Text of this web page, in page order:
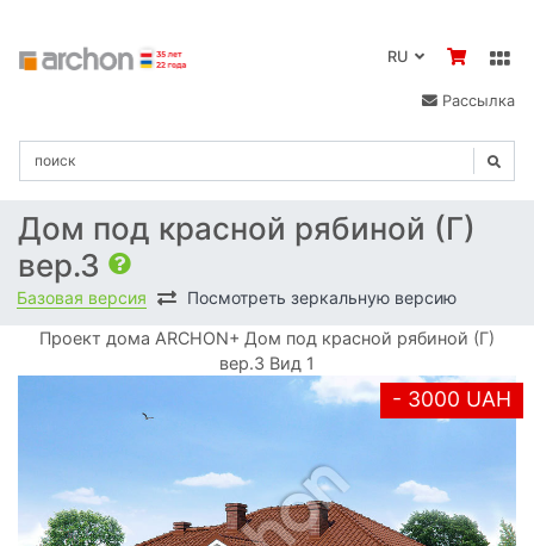
Рассылка
Дом под красной рябиной (Г)
вер.3
Базовая версия Посмотреть зеркальную версию
Проект дома ARCHON+ Дом под красной рябиной (Г)
вер.3 Вид 1
- 3000 UAH